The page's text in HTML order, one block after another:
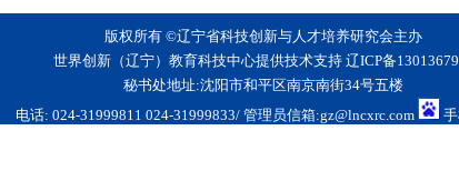
版权所有 ©辽宁省科技创新与人才培养研究会主办
世界创新（辽宁）教育科技中心提供技术支持 辽ICP备
秘书处地址:沈阳市和平区南京南街34号五楼
电话: 024-31999811 024-31999833/ 管理员信箱:gz@lncxrc.com